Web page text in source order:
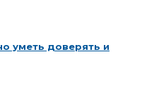
уметь доверять и